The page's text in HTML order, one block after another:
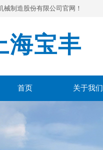
械制造股份有限公司官网！
海宝丰
首页 关于我们